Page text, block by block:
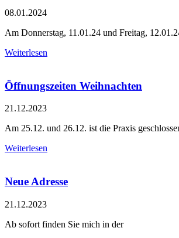
08.01.2024
Am Donnerstag, 11.01.24 und Freitag,
Weiterlesen
Öffnungszeiten Weihnachten
21.12.2023
Am 25.12. und 26.12. ist die Praxis
Weiterlesen
Neue Adresse
21.12.2023
Ab sofort finden Sie mich in der